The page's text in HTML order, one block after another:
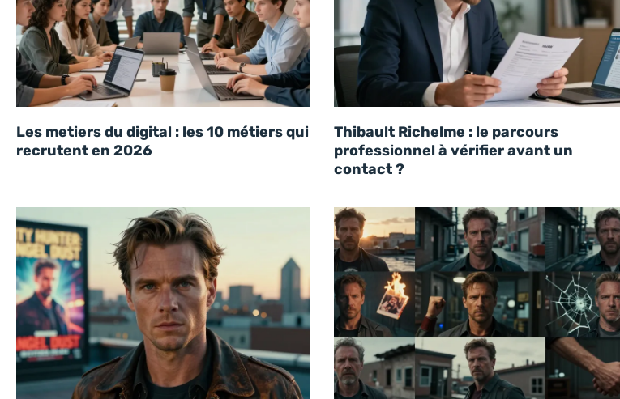
Les metiers du digital : les 10 métiers qui
recrutent en 2026
Thibault Richelme : le parcours
professionnel à vérifier avant un
contact ?